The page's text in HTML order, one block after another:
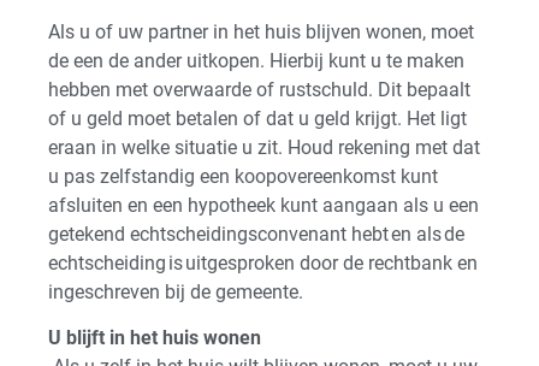
Als u of uw partner in het huis blijven wonen, moet
de een de ander uitkopen. Hierbij kunt u te maken
hebben met overwaarde of rustschuld. Dit bepaalt
of u geld moet betalen of dat u geld krijgt. Het ligt
eraan in welke situatie u zit. Houd rekening met dat
u pas zelfstandig een koopovereenkomst kunt
afsluiten en een hypotheek kunt aangaan als u een
getekend echtscheidingsconvenant hebt en als de
echtscheiding is uitgesproken door de rechtbank en
ingeschreven bij de gemeente.
U blijft in het huis wonen